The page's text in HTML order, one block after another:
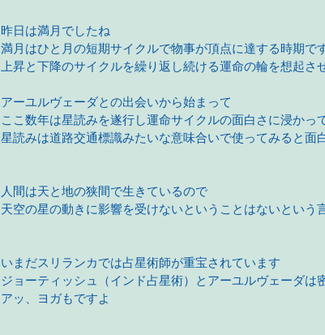
昨日は満月でしたね
満月はひと月の短期サイクルで物事が頂点に達する時期で
上昇と下降のサイクルを繰り返し続ける運命の輪を想起さ
アーユルヴェーダとの出会いから始まって
ここ数年は星読みを遂行し運命サイクルの面白さに浸かっ
星読みは道路交通標識みたいな意味合いで使ってみると面
人間は天と地の狭間で生きているので
天空の星の動きに影響を受けないということはないという
いまだスリランカでは占星術師が重宝されています
ジョーティッシュ（インド占星術）とアーユルヴェーダは
アッ、ヨガもですよ